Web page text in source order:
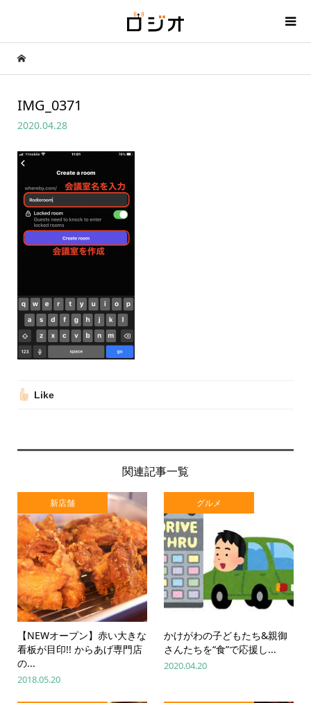
IMG_0371
2020.04.28
Like
関連記事一覧
新店舗
【NEWオープン】赤い大きな
看板が目印!! からあげ専門店
の...
2018.05.20
グルメ
かけがわの子どもたち&親御
さんたちを“食”で応援し...
2020.04.20